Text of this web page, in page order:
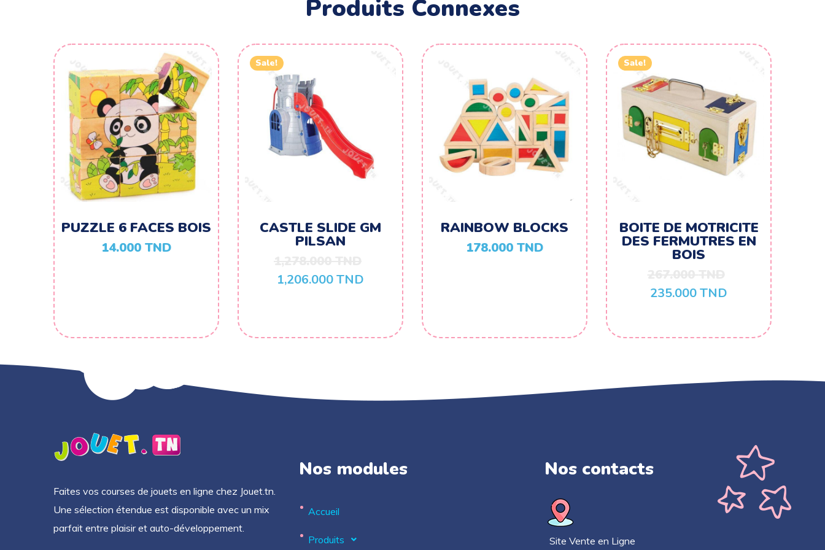
Produits Connexes
PUZZLE 6 FACES BOIS
14.000 TND
Sale!
CASTLE SLIDE GM
PILSAN
1,206.000TND
RAINBOW BLOCKS
178.000 TND
Sale!
BOITE DE MOTRICITE
DES FERMUTRES EN
BOIS
235.000TND
Faites vos courses de jouets en ligne chez Jouet.tn.
Une sélection étendue est disponible avec un mix
parfait entre plaisir et auto-développement.
Nos modules
Accueil
Produits
Nos contacts​
Site Vente en Ligne